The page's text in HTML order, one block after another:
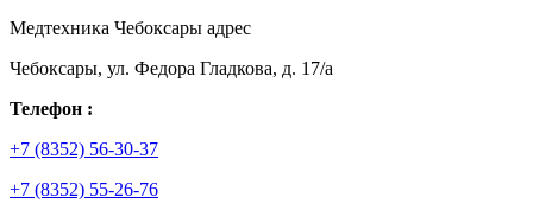
Медтехника Чебоксары адрес
Чебоксары, ул. Федора Гладкова, д. 17/а
Телефон :
+7 (8352) 56-30-37
+7 (8352) 55-26-76